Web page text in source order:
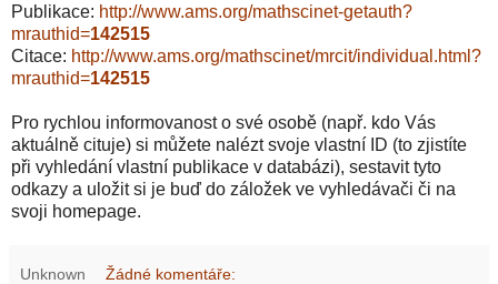
Publikace: http://www.ams.org/mathscinet-getauth?
mrauthid=142515
Citace: http://www.ams.org/mathscinet/mrcit/individual.html?
mrauthid=142515
Pro rychlou informovanost o své osobě (např. kdo Vás
aktuálně cituje) si můžete nalézt svoje vlastní ID (to zjistíte
při vyhledání vlastní publikace v databázi), sestavit tyto
odkazy a uložit si je buď do záložek ve vyhledávači či na
svoji homepage.
Unknown Žádné komentáře: